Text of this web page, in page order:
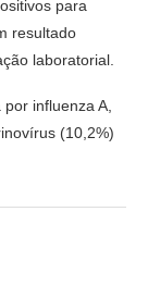
para
resultado
laboratorial.
influenza A,
(10,2%)